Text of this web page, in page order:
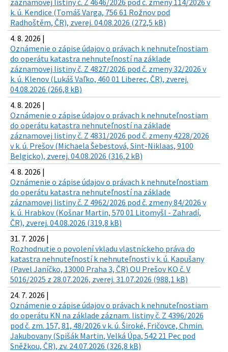
záznamovej listiny č. Z 4646/2026 pod č. zmeny 114/2026 v
k. ú. Kendice (Tomáš Varga, 756 61 Rožnov pod
Radhoštěm, ČR), zverej. 04.08.2026 (272,5 kB)
4. 8. 2026 |
Oznámenie o zápise údajov o právach k nehnuteľnostiam
do operátu katastra nehnuteľností na základe
záznamovej listiny č. Z 4827/2026 pod č. zmeny 32/2026 v
k. ú. Klenov (Lukáš Vaľko, 460 01 Liberec, ČR), zverej.
04.08.2026 (266,8 kB)
4. 8. 2026 |
Oznámenie o zápise údajov o právach k nehnuteľnostiam
do operátu katastra nehnuteľností na základe
záznamovej listiny č. Z 4831/2026 pod č. zmeny 4228/2026
v k. ú. Prešov (Michaela Šebestová, Sint-Niklaas, 9100
Belgicko), zverej. 04.08.2026 (316,2 kB)
4. 8. 2026 |
Oznámenie o zápise údajov o právach k nehnuteľnostiam
do operátu katastra nehnuteľností na základe
záznamovej listiny č. Z 4962/2026 pod č. zmeny 84/2026 v
k. ú. Hrabkov (Košnar Martin, 570 01 Litomyšl - Zahradí,
ČR), zverej. 04.08.2026 (319,8 kB)
31. 7. 2026 |
Rozhodnutie o povolení vkladu vlastníckeho práva do
katastra nehnuteľností k nehnuteľnosti v k. ú. Kapušany
(Pavel Janíčko, 13000 Praha 3, ČR) OU Prešov KO č. V
5016/2025 z 28.07.2026, zverej. 31.07.2026 (988,1 kB)
24. 7. 2026 |
Oznámenie o zápise údajov o právach k nehnuteľnostiam
do operátu KN na základe záznam. listiny č. Z 4396/2026
pod č. zm. 157, 81, 48/2026 v k. ú. Široké, Fričovce, Chmin.
Jakubovany (Spišák Martin, Velká Úpa, 542 21 Pec pod
Sněžkou, ČR), zv. 24.07.2026 (326,8 kB)